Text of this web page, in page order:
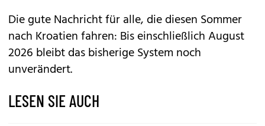
Die gute Nachricht für alle, die diesen Sommer
nach Kroatien fahren: Bis einschließlich August
2026 bleibt das bisherige System noch
unverändert.
LESEN SIE AUCH